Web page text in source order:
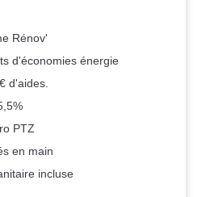
Rénov'
d'économies énergie
d'aides.
PTZ
en main
incluse